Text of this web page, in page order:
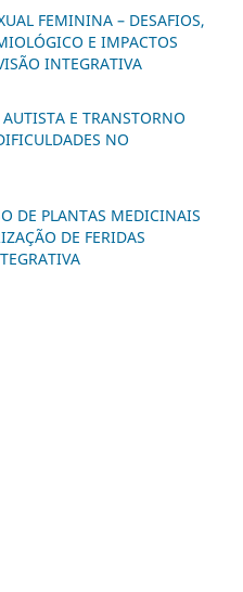
FEMININA – DESAFIOS,
E IMPACTOS
INTEGRATIVA
E TRANSTORNO
NO
DE PLANTAS MEDICINAIS
DE FERIDAS